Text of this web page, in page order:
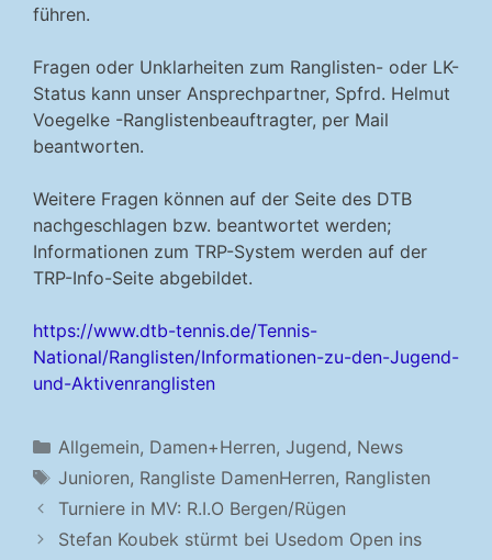
führen.
Fragen oder Unklarheiten zum Ranglisten- oder LK-
Status kann unser Ansprechpartner, Spfrd. Helmut
Voegelke -Ranglistenbeauftragter, per Mail
beantworten.
Weitere Fragen können auf der Seite des DTB
nachgeschlagen bzw. beantwortet werden;
Informationen zum TRP-System werden auf der
TRP-Info-Seite abgebildet.
https://www.dtb-tennis.de/Tennis-
National/Ranglisten/Informationen-zu-den-Jugend-
und-Aktivenranglisten
Kategorien
Allgemein, Damen+Herren, Jugend, News
Schlagwörter
Junioren, Rangliste DamenHerren, Ranglisten
Turniere in MV: R.I.O Bergen/Rügen
Stefan Koubek stürmt bei Usedom Open ins